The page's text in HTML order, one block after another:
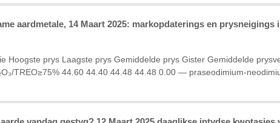
aardmetale, 14 Maart 2025: markopdaterings en prysneigings
Hoogste prys Laagste prys Gemiddelde prys Gister Gemiddelde
TREO≥75% 44.60 44.40 44.48 44.48 0.00 — praseodimium-